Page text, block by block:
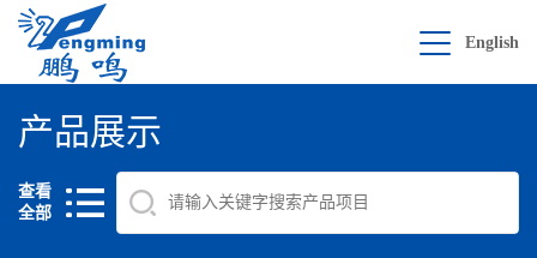
English
产品展示
查看
全部